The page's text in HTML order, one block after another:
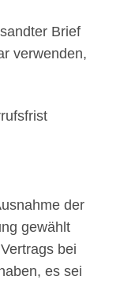
Brief
verwenden,
der
gewählt
bei
es sei